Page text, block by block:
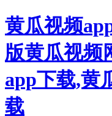
黄瓜视频
版黄瓜视频
app下载,黄
载